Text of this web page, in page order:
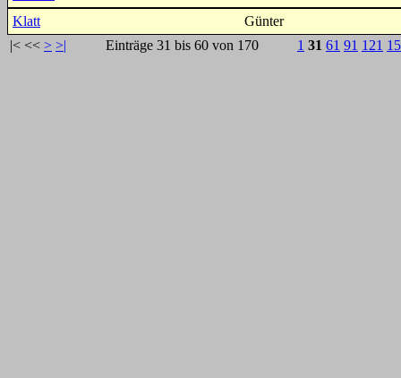
Klatt
Günter
|< << > >| Einträge 31 bis 60 von 170 1 31 61 91 121